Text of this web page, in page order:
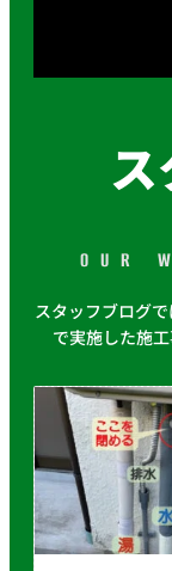
OUR
スタッフブログ
で実施した施